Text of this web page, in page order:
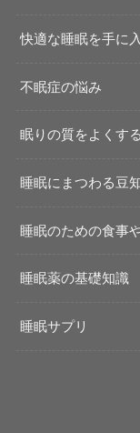
快適な睡眠を手に
不眠症の悩み
眠りの質をよくす
睡眠にまつわる豆
睡眠のための食事
睡眠薬の基礎知識
睡眠サプリ